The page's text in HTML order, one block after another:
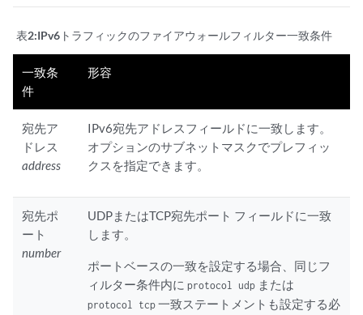
表2:IPv6トラフィックのファイアウォールフィルター一致条件
一致条
件
形容
宛先ア
ドレス
address
IPv6宛先アドレスフィールドに一致します。
オプションのサブネットマスクでプレフィッ
クスを指定できます。
宛先ポ
ート
number
UDPまたはTCP宛先ポート フィールドに一致
します。
ポートベースの一致を設定する場合、同じフ
ィルター条件内にprotocol udp または
protocol tcp一致ステートメントも設定する必